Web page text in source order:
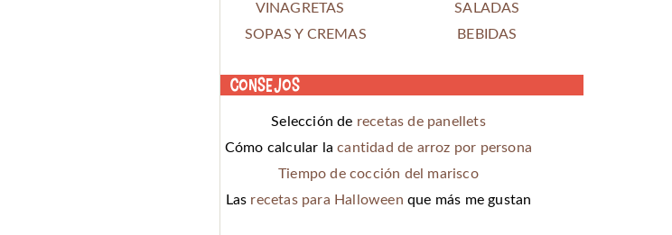
VINAGRETAS
SALADAS
SOPAS Y CREMAS
BEBIDAS
Consejos
Selección de recetas de panellets
Cómo calcular lacantidad de arroz por persona
Tiempo de cocción del marisco
Las recetas para Halloween que más me gustan